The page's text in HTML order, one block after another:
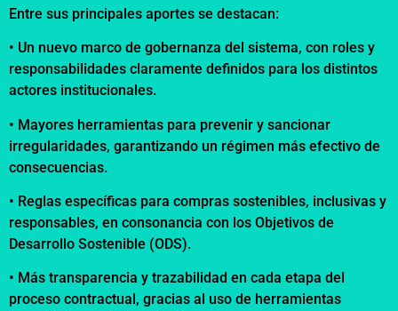
Entre sus principales aportes se destacan:
• Un nuevo marco de gobernanza del sistema, con roles y
responsabilidades claramente definidos para los distintos
actores institucionales.
• Mayores herramientas para prevenir y sancionar
irregularidades, garantizando un régimen más efectivo de
consecuencias.
• Reglas específicas para compras sostenibles, inclusivas y
responsables, en consonancia con los Objetivos de
Desarrollo Sostenible (ODS).
• Más transparencia y trazabilidad en cada etapa del
proceso contractual, gracias al uso de herramientas